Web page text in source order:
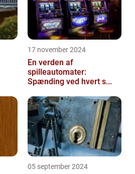
17 november 2024
En verden af
spilleautomater:
Spænding ved hvert s...
05 september 2024